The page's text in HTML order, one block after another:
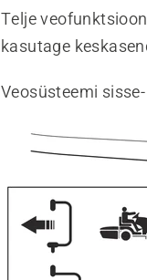
Telje
kasutage
Veosüsteemi